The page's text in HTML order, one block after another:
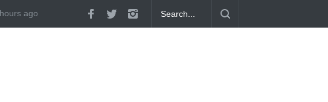
tesoros de la Gran Sinagoga de Vilna
Los abuelos de Herzl son enterrados de
cumpliendo así su último deseo
ago